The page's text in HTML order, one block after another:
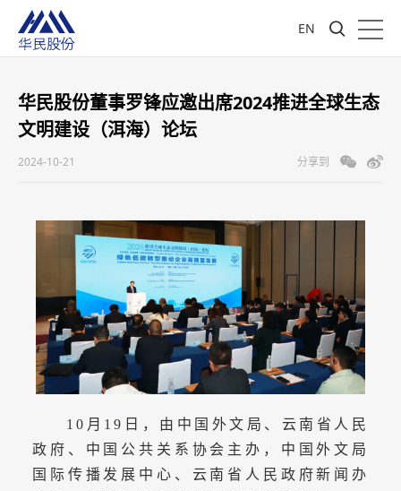
EN
华民股份董事罗锋应邀出席2024推进全球生态
文明建设（洱海）论坛
2024-10-21 分享到
10月19日，由中国外文局、云南省人民
政府、中国公共关系协会主办，中国外文局
国际传播发展中心、云南省人民政府新闻办